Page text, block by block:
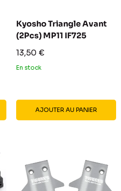
Kyosho Triangle Avant
(2Pcs) MP11 IF725
Prix
réduit
13,50 €
En stock
AJOUTER AU PANIER